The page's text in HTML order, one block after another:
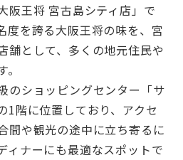
阪王将 宮古島シティ店」で
度を誇る大阪王将の味を、宮
舗として、多くの地元住民や
のショッピングセンター「サ
1階に位置しており、アクセ
間や観光の途中に立ち寄るに
ィナーにも最適なスポットで